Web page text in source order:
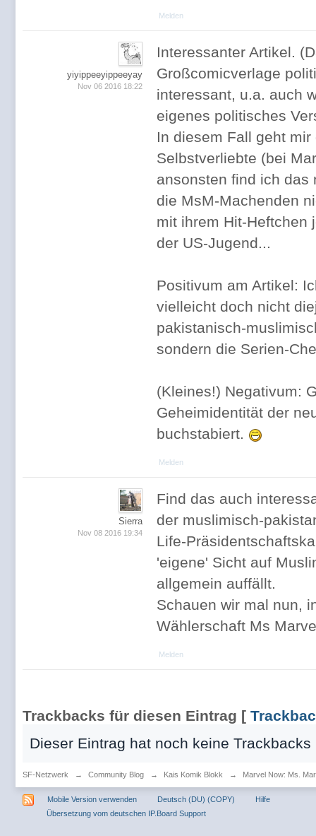
Melden
yiyippeeyippeeyay
Nov 06 2016 18:22
Interessanter Artikel.
Großcomicverlage
interessant, u.a. auch
eigenes politisches
In diesem Fall geht
Selbstverliebte (bei
ansonsten find ich das
die MsM-Machenden
mit ihrem Hit-Heftchen
der US-Jugend...
Positivum am Artikel:
vielleicht doch nicht
pakistanisch-
sondern die Serien-
(Kleines!) Negativum:
Geheimidentität der
buchstabiert.
Melden
Sierra
Nov 08 2016 19:34
Find das auch
der muslimisch-
Life-
'eigene' Sicht auf
allgemein auffällt.
Schauen wir mal nun,
Wählerschaft Ms
Melden
Trackbacks für diesen Eintrag [
Dieser Eintrag hat noch keine Trackbacks
SF-Netzwerk → Community Blog → Kais Komik Blokk → Marvel Now: Ms.
Mobile Version verwenden Deutsch (DU) (COPY)
Hilfe
Übersetzung vom deutschen IP.Board Support